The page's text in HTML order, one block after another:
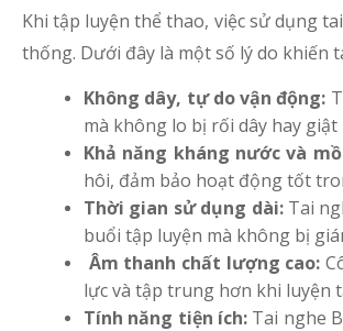
4.4
Đạp xe
Khi tập luyện thể thao, việc sử dụng
thống. Dưới đây là một số lý do khiến
Không dây, tự do vận động:
mà không lo bị rối dây hay
Khả năng kháng nước và
hôi, đảm bảo hoạt động tốt
Thời gian sử dụng dài: Tai
buổi tập luyện mà không bị
Âm thanh chất lượng cao:
lực và tập trung hơn khi luyện
Tính năng tiện ích: Tai nghe